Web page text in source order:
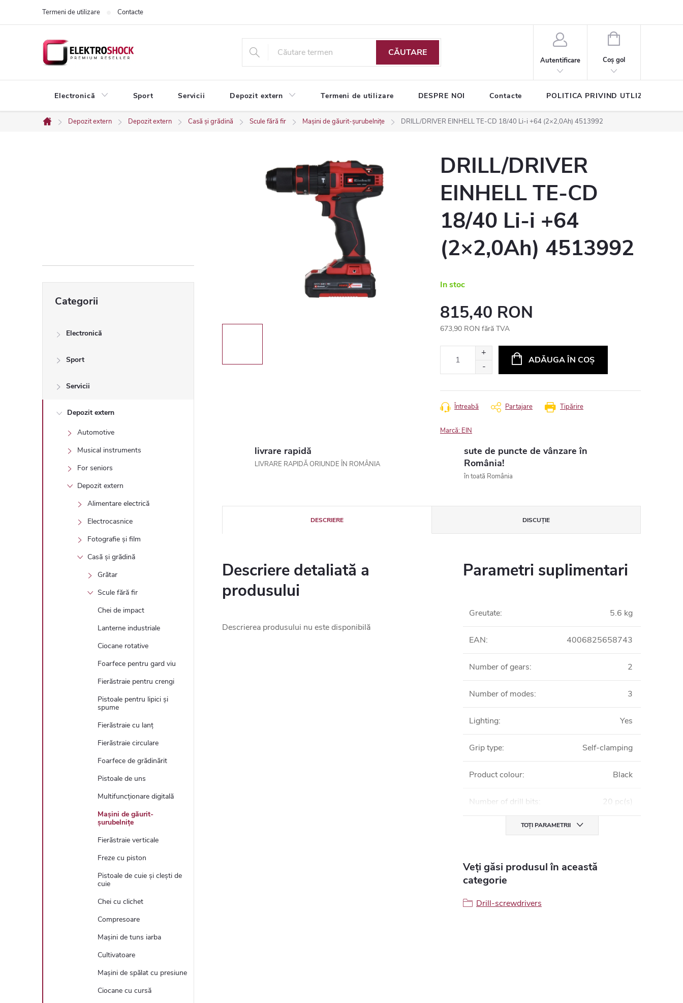
Termeni de utilizare Contacte
CĂUTARE
Autentificare
COŞ
CUMPĂRĂTURI
Coş gol
Electronică Sport Servicii Depozit extern Termeni de utilizare DESPRE NOI Contacte POLITICA PRIVIND UTLIZAREA
Acasă
Depozit extern Depozit extern Casă și grădină Scule fără fir Mașini de găurit-șurubelnițe DRILL/DRIVER EINHELL TE-CD 18/40 Li-i +64 (2×2,0Ah) 4513992
l
a
a
pesteCategorii
Electronică
Sport
Servicii
Depozit extern
Automotive
Musical instruments
For seniors
Depozit extern
Alimentare electrică
Electrocasnice
Fotografie și film
Casă și grădină
Grătar
Scule fără fir
Chei de impact
Lanterne industriale
Ciocane rotative
Foarfece pentru gard viu
Fierăstraie pentru crengi
Pistoale pentru lipici și
spume
Fierăstraie cu lanț
Fierăstraie circulare
Foarfece de grădinărit
Pistoale de uns
Multifuncționare digitală
Mașini de găurit-
șurubelnițe
Fierăstraie verticale
Freze cu piston
Pistoale de cuie și clești de
cuie
Chei cu clichet
Compresoare
Mașini de tuns iarba
Cultivatoare
Mașini de spălat cu presiune
Ciocane cu cursă
DRILL/DRIVER
EINHELL TE-CD
18/40 Li-i +64
(2×2,0Ah) 4513992
In stoc
815,40 RON
673,90 RON fără TVA
ADĂUGA ÎN COŞ
Tipărire
Întreabă Partajare
Marcă: EIN
livrare rapidă
LIVRARE RAPIDĂ ORIUNDE ÎN ROMÂNIA
sute de puncte de vânzare în
România!
în toată România
DESCRIERE DISCUŢIE
Descriere detaliată a
produsului
Descrierea produsului nu este disponibilă
Parametri suplimentari
Greutate: 5.6 kg
EAN: 4006825658743
Number of gears: 2
Number of modes: 3
Lighting: Yes
Grip type: Self-clamping
Product colour: Black
Number of drill bits: 20 pc(s)
TOȚI PARAMETRII
Veți găsi produsul în această
categorie
Drill-screwdrivers